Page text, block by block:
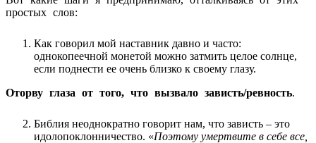
простых слов:
Как говорил мой наставник давно и часто:
однокопеечной монетой можно затмить целое солнце,
если поднести ее очень близко к своему глазу.
Оторву глаза от того, что вызвало зависть/ревность.
Библия неоднократно говорит нам, что зависть – это
идолопоклонничество. «Поэтому умертвите в себе все,